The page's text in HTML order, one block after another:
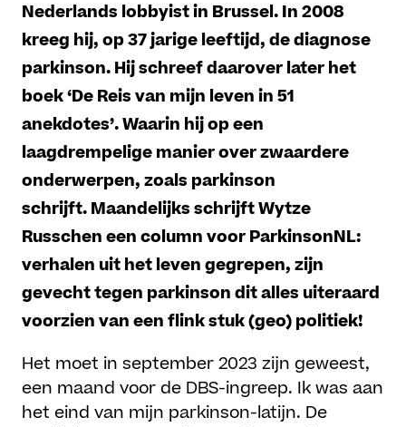
Nederlands lobbyist in Brussel. In 2008
kreeg hij, op 37 jarige leeftijd, de diagnose
parkinson. Hij schreef daarover later het
boek ‘De Reis van mijn leven in 51
anekdotes’. Waarin hij op een
laagdrempelige manier over zwaardere
onderwerpen, zoals parkinson
schrijft. Maandelijks schrijft Wytze
Russchen een column voor ParkinsonNL:
verhalen uit het leven gegrepen, zijn
gevecht tegen parkinson dit alles uiteraard
voorzien van een flink stuk (geo) politiek!
Het moet in september 2023 zijn geweest,
een maand voor de DBS-ingreep. Ik was aan
het eind van mijn parkinson-latijn. De